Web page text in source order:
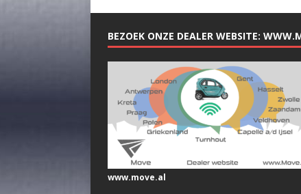
BEZOEK ONZE DEALER WEBSITE:
www.move.al